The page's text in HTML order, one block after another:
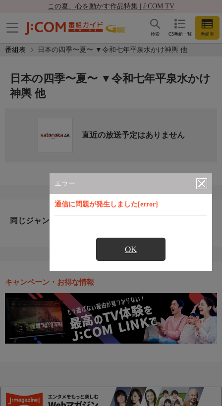
この夏、心を動かす作品特集 | J:COM TV
CS番組一覧 番組表
検索
番組表 日本の四季〜夏〜 ▼令和七年平泉水かけ神輿 他
エラー
通信に問題が発生しました[error]
OK
日本の四季〜夏〜 ▼令和七年平泉水かけ
神輿 他
直近の放送予定はありません
同じジャンルのおすすめ番組
キャンペーン・お得な情報